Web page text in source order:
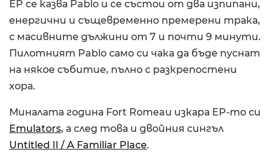
EP се казва Pablo и се състои от два изпипани,
енергични и същевременно премерени трака,
с масивните дължини от 7 и почти 9 минути.
Пилотният Pablo само си чака да бъде пуснат
на някое събитие, пълно с разкрепостени
хора.
Миналата година Fort Romeau изкара EP-то си
Emulators, а след това и двойния сингъл
Untitled II / A Familiar Place.